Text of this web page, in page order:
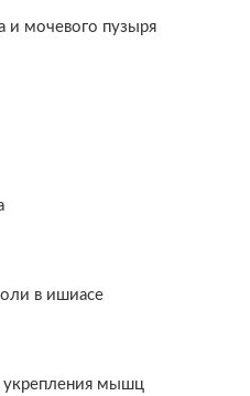
и мочевого пузыря
в ишиасе
укрепления мышц